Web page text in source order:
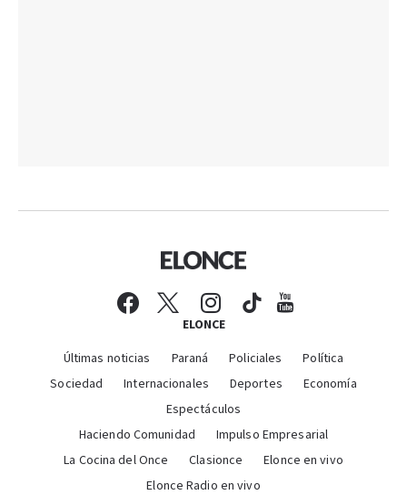
ELONCE
Últimas noticias Paraná Policiales
Política
Sociedad
Internacionales Deportes
Economía
Espectáculos
Haciendo Comunidad
Impulso Empresarial
La Cocina del Once
Clasionce
Elonce en vivo
Elonce Radio en vivo